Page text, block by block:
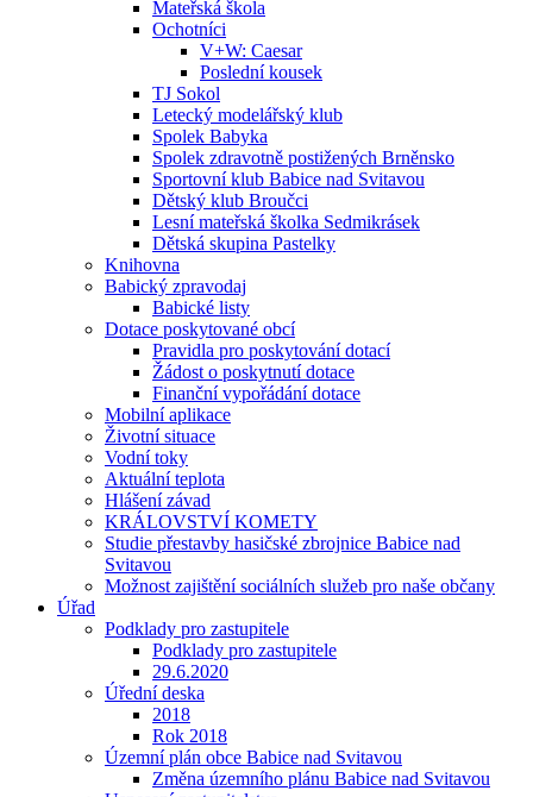
Mateřská škola
Ochotníci
V+W: Caesar
Poslední kousek
TJ Sokol
Letecký modelářský klub
Spolek Babyka
Spolek zdravotně postižených Brněnsko
Sportovní klub Babice nad Svitavou
Dětský klub Broučci
Lesní mateřská školka Sedmikrásek
Dětská skupina Pastelky
Knihovna
Babický zpravodaj
Babické listy
Dotace poskytované obcí
Pravidla pro poskytování dotací
Žádost o poskytnutí dotace
Finanční vypořádání dotace
Mobilní aplikace
Životní situace
Vodní toky
Aktuální teplota
Hlášení závad
KRÁLOVSTVÍ KOMETY
Studie přestavby hasičské zbrojnice Babice nad
Svitavou
Možnost zajištění sociálních služeb pro naše občany
Úřad
Podklady pro zastupitele
Podklady pro zastupitele
29.6.2020
Úřední deska
2018
Rok 2018
Územní plán obce Babice nad Svitavou
Změna územního plánu Babice nad Svitavou